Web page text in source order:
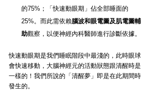
的75%；「快速動眼期」佔全部睡面的
25%。而此需依賴腦波和眼電圖及肌電圖輔
助觀察，以便神經內科醫師進行診斷依據。
快速動眼期是我們睡眠階段中最淺的，此時眼球
會快速移動，大腦神經元的活動狀態跟清醒時是
一樣的！我們所說的「清醒夢」即是在此期間時
發生的。